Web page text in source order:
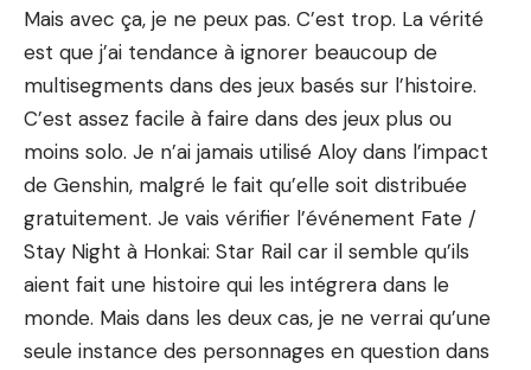
Mais avec ça, je ne peux pas. C’est trop. La vérité
est que j’ai tendance à ignorer beaucoup de
multisegments dans des jeux basés sur l’histoire.
C’est assez facile à faire dans des jeux plus ou
moins solo. Je n’ai jamais utilisé Aloy dans l’impact
de Genshin, malgré le fait qu’elle soit distribuée
gratuitement. Je vais vérifier l’événement Fate /
Stay Night à Honkai: Star Rail car il semble qu’ils
aient fait une histoire qui les intégrera dans le
monde. Mais dans les deux cas, je ne verrai qu’une
seule instance des personnages en question dans